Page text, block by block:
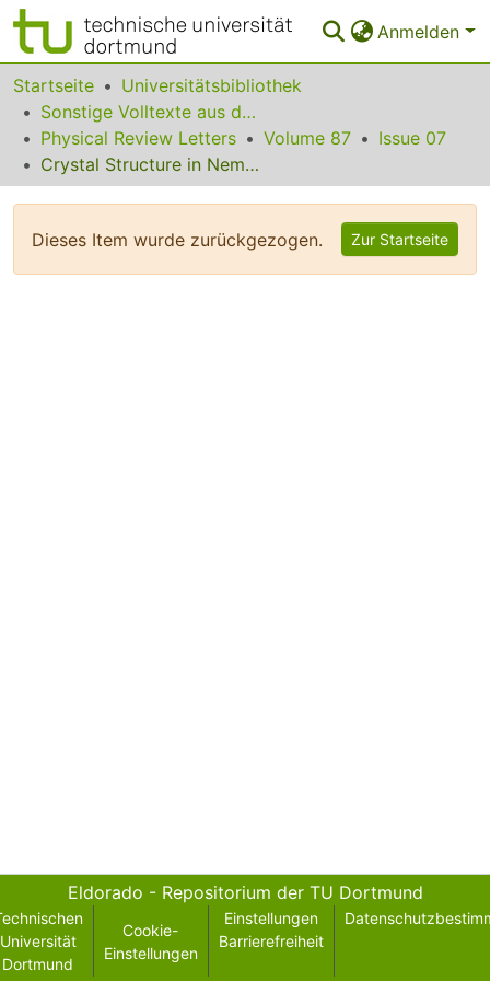
Anmelden
Bereiche & Sammlungen
Das gesamte Repositorium
Statistiken
Startseite
Universitätsbibliothek
Sonstige Volltexte aus dem Bibliotheksangebot
Physical Review Letters
Volume 87
Issue 07
Crystal Structure in Nematic Emulsion
Dieses Item wurde zurückgezogen. Zur Startseite
Eldorado - Repositorium der TU Dortmund
Universität
Dortmund
Cookie-
Einstellungen
Einstellungen
Barrierefreiheit